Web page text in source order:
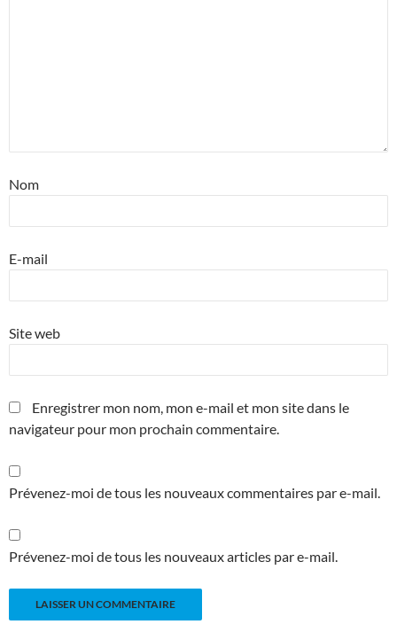
Nom
E-mail
Site web
Enregistrer mon nom, mon e-mail et mon site dans le
navigateur pour mon prochain commentaire.
Prévenez-moi de tous les nouveaux commentaires par e-mail.
Prévenez-moi de tous les nouveaux articles par e-mail.